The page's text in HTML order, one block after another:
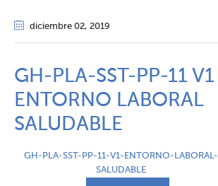
diciembre 02, 2019
GH-PLA-SST-PP-11 V1
ENTORNO LABORAL
SALUDABLE
GH-PLA-SST-PP-11-V1-ENTORNO-LABORAL-
SALUDABLE